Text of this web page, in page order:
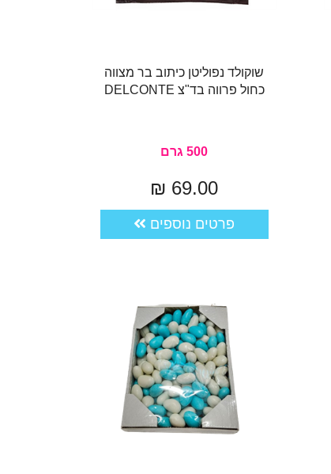
שוקולד נפוליטן כיתוב בר מצווה
כחול פרווה בד"צ DELCONTE
500 גרם
69.00 ₪
פרטים נוספים